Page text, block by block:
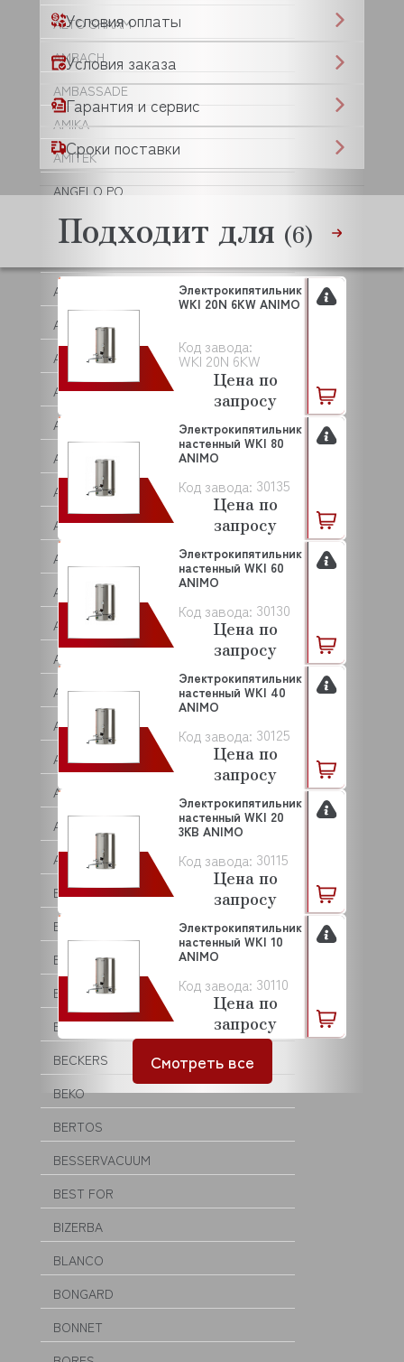
ALTO SHAAM
AMBACH
AMBASSADE
AMIKA
AMITEK
ANGELO PO
ANKO
APACH
APS
AQUA
ARISTARCO
ARKTO
ARTHERMO
ASCASO
ASCO
ASCOBLOC
ASCON TECNOLOGIC
ASF/THOMAS
ASKO
ASSUM
ATA
ATEA
ATEL
ATESY (АТЕСИ)
ATOLLSPEED
BAKE OFF
BARTEC
BARTSCHER
BASSANINA
BEAR VARIMIXER
BECKERS
BEKO
BERTOS
BESSERVACUUM
BEST FOR
BIZERBA
BLANCO
BONGARD
BONNET
Условия оплаты
Условия заказа
Гарантия и сервис
Сроки поставки
Подходит для (6)
Код завода:
WKI 20N 6KW
Электрокипятильник
WKI 20N 6KW ANIMO
Цена по
запросу
Код завода: 30135
Электрокипятильник
настенный WKI 80
ANIMO
Цена по
запросу
Код завода: 30130
Электрокипятильник
настенный WKI 60
ANIMO
Цена по
запросу
Код завода: 30125
Электрокипятильник
настенный WKI 40
ANIMO
Цена по
запросу
Код завода: 30115
Электрокипятильник
настенный WKI 20
3КВ ANIMO
Цена по
запросу
Код завода: 30110
Электрокипятильник
настенный WKI 10
ANIMO
Цена по
запросу
Смотреть все